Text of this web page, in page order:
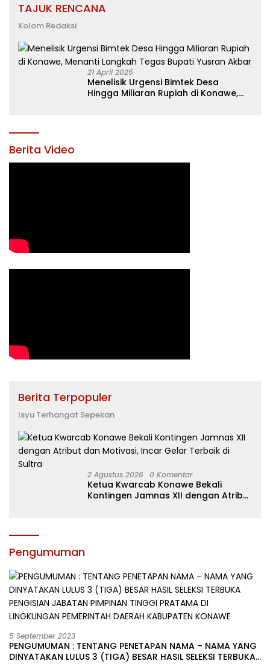
TAJUK RENCANA
Kolom Redaksi
21 April 2025
Menelisik Urgensi Bimtek Desa
Hingga Miliaran Rupiah di Konawe,
Berita Video
Berita Terpopuler
Isyu Terhangat Sepekan
2 Agustus 2026 0 Komentar
Ketua Kwarcab Konawe Bekali
Kontingen Jamnas XII dengan Atribut
Pengumuman
5 September 2023
PENGUMUMAN : TENTANG PENETAPAN NAMA – NAMA YANG
DINYATAKAN LULUS 3 (TIGA) BESAR HASIL SELEKSI TERBUKA